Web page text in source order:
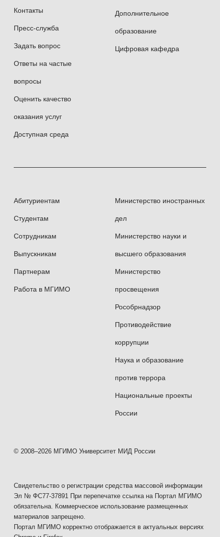
Контакты
Пресс-служба
Задать вопрос
Ответы на частые
вопросы
Оценить качество
оказания услуг
Доступная среда
Дополнительное
образование
Цифровая кафедра
Абитуриентам
Студентам
Сотрудникам
Выпускникам
Партнерам
Работа в МГИМО
Министерство иностранных
дел
Министерство науки и
высшего образования
Министерство
просвещения
Рособрнадзор
Противодействие
коррупции
Наука и образование
против террора
Национальные проекты
России
© 2008–2026 МГИМО Университет МИД России
Свидетельство о регистрации средства массовой информации
Эл № ФС77-37891 При перепечатке ссылка на Портал МГИМО
обязательна. Коммерческое использование размещенных
материалов запрещено.
Портал МГИМО корректно отображается в актуальных версиях